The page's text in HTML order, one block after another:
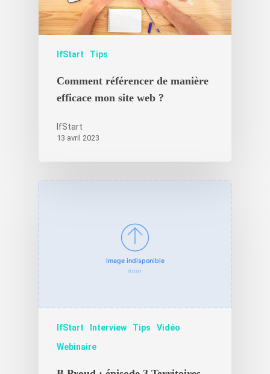
IfStart Tips
Comment référencer de manière
efficace mon site web ?
IfStart
13 avril 2023
IfStart Interview Tips
Vidéo
Webinaire